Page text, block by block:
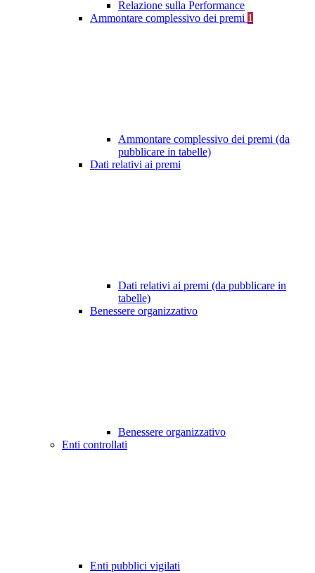
Relazione sulla Performance
Ammontare complessivo dei premi 1
Ammontare complessivo dei premi (da
pubblicare in tabelle)
Dati relativi ai premi
Dati relativi ai premi (da pubblicare in
tabelle)
Benessere organizzativo
Benessere organizzativo
Enti controllati
Enti pubblici vigilati